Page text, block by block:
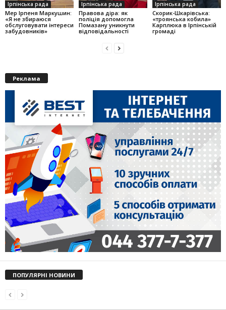
Ірпінська рада
Мер Ірпеня Маркушин:
«Я не збираюся
обслуговувати інтереси
забудовників»
Ірпінська рада
Правова діра: як
поліція допомогла
Помазану уникнути
відповідальності
Ірпінська рада
Скорик-Шкарівська:
«троянська кобила»
Карплюка в Ірпінській
громаді
Реклама
ПОПУЛЯРНІ НОВИНИ